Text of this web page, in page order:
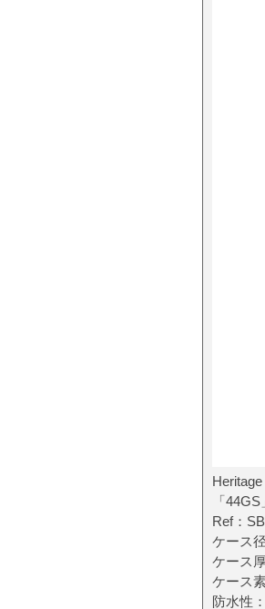
「
Ref：
ケース
ケース
ケース
防水性